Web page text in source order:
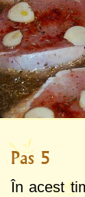
Pas 5
În acest